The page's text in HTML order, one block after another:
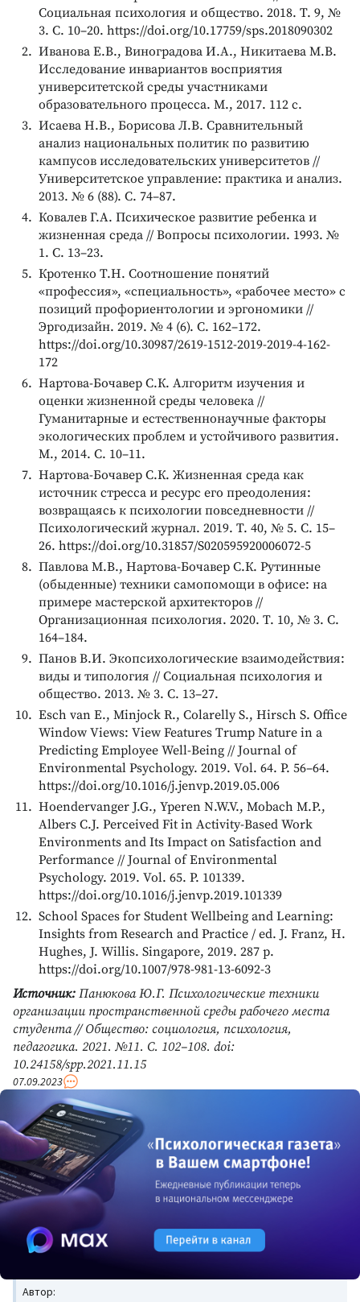
Социальная психология и общество. 2018. Т. 9, №
3. С. 10–20. https://doi.org/10.17759/sps.2018090302
Иванова Е.В., Виноградова И.А., Никитаева М.В.
Исследование инвариантов восприятия
университетской среды участниками
образовательного процесса. М., 2017. 112 с.
Исаева Н.В., Борисова Л.В. Сравнительный
анализ национальных политик по развитию
кампусов исследовательских университетов //
Университетское управление: практика и анализ.
2013. № 6 (88). С. 74–87.
Ковалев Г.А. Психическое развитие ребенка и
жизненная среда // Вопросы психологии. 1993. №
1. С. 13–23.
Кротенко Т.Н. Соотношение понятий
«профессия», «специальность», «рабочее место» с
позиций профориентологии и эргономики //
Эргодизайн. 2019. № 4 (6). С. 162–172.
https://doi.org/10.30987/2619-1512-2019-2019-4-162-
172
Нартова-Бочавер С.К. Алгоритм изучения и
оценки жизненной среды человека //
Гуманитарные и естественнонаучные факторы
экологических проблем и устойчивого развития.
М., 2014. С. 10–11.
Нартова-Бочавер С.К. Жизненная среда как
источник стресса и ресурс его преодоления:
возвращаясь к психологии повседневности //
Психологический журнал. 2019. Т. 40, № 5. С. 15–
26. https://doi.org/10.31857/S020595920006072-5
Павлова М.В., Нартова-Бочавер С.К. Рутинные
(обыденные) техники самопомощи в офисе: на
примере мастерской архитекторов //
Организационная психология. 2020. Т. 10, № 3. С.
164–184.
Панов В.И. Экопсихологические взаимодействия:
виды и типология // Социальная психология и
общество. 2013. № 3. С. 13–27.
Esch van E., Minjock R., Colarelly S., Hirsch S. Office
Window Views: View Features Trump Nature in a
Predicting Employee Well-Being // Journal of
Environmental Psychology. 2019. Vol. 64. Р. 56–64.
https://doi.org/10.1016/j.jenvp.2019.05.006
Hoendervanger J.G., Yperen N.W.V., Mobach M.P.,
Albers C.J. Perceived Fit in Activity-Based Work
Environments and Its Impact on Satisfaction and
Performance // Journal of Environmental
Psychology. 2019. Vol. 65. Р. 101339.
https://doi.org/10.1016/j.jenvp.2019.101339
School Spaces for Student Wellbeing and Learning:
Insights from Research and Practice / ed. J. Franz, H.
Hughes, J. Willis. Singapore, 2019. 287 p.
https://doi.org/10.1007/978-981-13-6092-3
Источник: Панюкова Ю.Г. Психологические техники
организации пространственной среды рабочего места
студента // Общество: социология, психология,
педагогика. 2021. №11. С. 102–108. doi:
10.24158/spp.2021.11.15
07.09.2023
Автор: